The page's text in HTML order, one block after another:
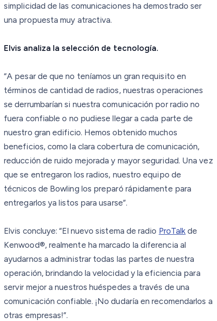
simplicidad de las comunicaciones ha demostrado ser
una propuesta muy atractiva.
Elvis analiza la selección de tecnología.
“A pesar de que no teníamos un gran requisito en
términos de cantidad de radios, nuestras operaciones
se derrumbarían si nuestra comunicación por radio no
fuera confiable o no pudiese llegar a cada parte de
nuestro gran edificio. Hemos obtenido muchos
beneficios, como la clara cobertura de comunicación,
reducción de ruido mejorada y mayor seguridad. Una vez
que se entregaron los radios, nuestro equipo de
técnicos de Bowling los preparó rápidamente para
entregarlos ya listos para usarse”.
Elvis concluye: “El nuevo sistema de radio ProTalk de
Kenwood®, realmente ha marcado la diferencia al
ayudarnos a administrar todas las partes de nuestra
operación, brindando la velocidad y la eficiencia para
servir mejor a nuestros huéspedes a través de una
comunicación confiable. ¡No dudaría en recomendarlos a
otras empresas!”.